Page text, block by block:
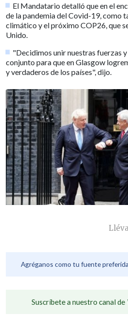
El Mandatario detalló que en el
de la pandemia del Covid-19, como
climático y el próximo COP26, que
Unido.
"Decidimos unir nuestras fuerzas
conjunto para que en Glasgow
y verdaderos de los países", dijo.
Agréganos como tu fuente
Suscríbete a nuestro canal de